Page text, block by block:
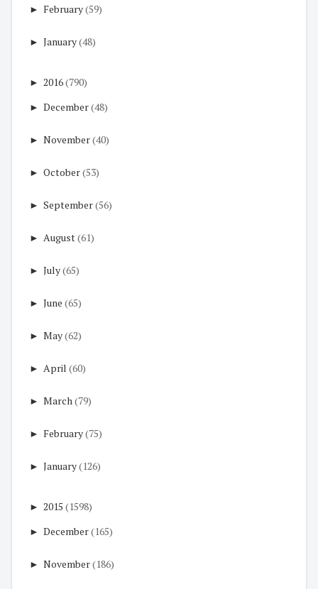
► February(59)
► January(48)
► 2016(790)
► December(48)
► November(40)
► October(53)
► September(56)
► August(61)
► July(65)
► June (65)
► May(62)
► April (60)
► March(79)
► February(75)
► January(126)
► 2015 (1598)
► December(165)
► November(186)